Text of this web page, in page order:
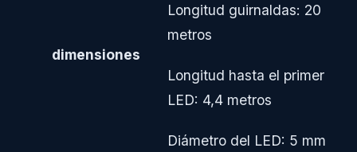
dimensiones
Longitud guirnaldas: 20
metros
Longitud hasta el primer
LED: 4,4 metros
Diámetro del LED: 5 mm